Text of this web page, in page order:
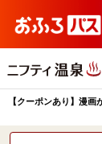
【クーポンあり】漫